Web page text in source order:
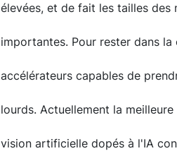
élevées, et de fait les tailles des
importantes. Pour rester dans
accélérateurs capables de
lourds. Actuellement la
vision artificielle dopés à l'IA